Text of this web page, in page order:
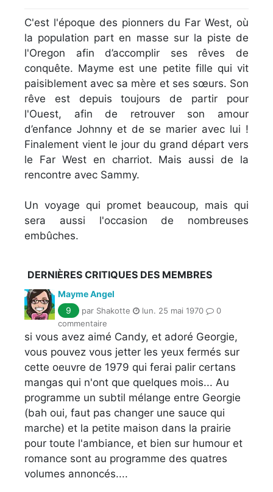
C'est l'époque des pionners du Far West, où
la population part en masse sur la piste de
l'Oregon afin d’accomplir ses rêves de
conquête. Mayme est une petite fille qui vit
paisiblement avec sa mère et ses sœurs. Son
rêve est depuis toujours de partir pour
l'Ouest, afin de retrouver son amour
d’enfance Johnny et de se marier avec lui !
Finalement vient le jour du grand départ vers
le Far West en charriot. Mais aussi de la
rencontre avec Sammy.
Un voyage qui promet beaucoup, mais qui
sera aussi l'occasion de nombreuses
embûches.
DERNIÈRES CRITIQUES DES MEMBRES
Mayme Angel
9
par Shakotte lun. 25 mai 1970
0
commentaire
si vous avez aimé Candy, et adoré Georgie,
vous pouvez vous jetter les yeux fermés sur
cette oeuvre de 1979 qui ferai palir certans
mangas qui n'ont que quelques mois... Au
programme un subtil mélange entre Georgie
(bah oui, faut pas changer une sauce qui
marche) et la petite maison dans la prairie
pour toute l'ambiance, et bien sur humour et
romance sont au programme des quatres
volumes annoncés....